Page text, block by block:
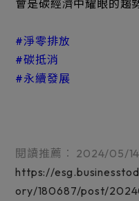
會是碳經濟中耀眼的趨
#淨零排放
#碳抵消
#永續發展
閱讀推薦︰ 2024/05/14
https://
ory/180687/post/